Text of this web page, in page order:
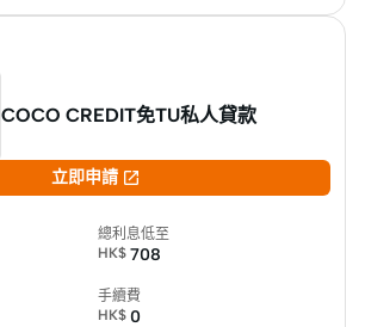
COCO CREDIT免TU私人貸款
立即申請 
總利息低至
HK$ 708
手續費
HK$ 0